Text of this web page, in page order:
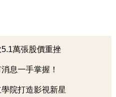
萬張股價重挫
息一手掌握！
院打造影視新星